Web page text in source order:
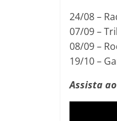
24/08 –
07/09 –
08/09 –
19/10 –
Assista